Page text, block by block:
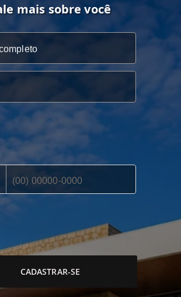
mais sobre você
CADASTRAR-SE